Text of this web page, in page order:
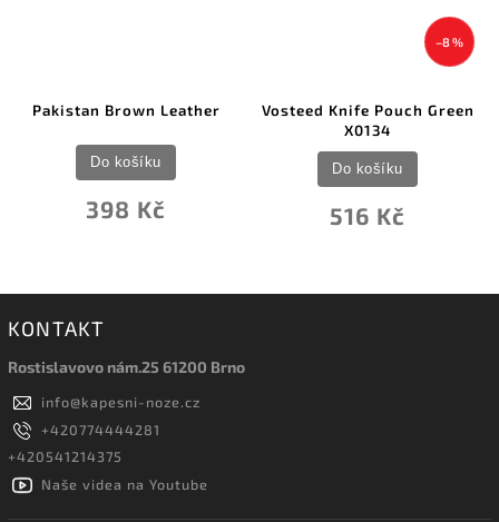
Pakistan Brown Leather
398 Kč
Do košíku
–8 %
Vosteed Knife Pouch Green
X0134
516 Kč
Do košíku
KONTAKT
Rostislavovo nám.25 61200 Brno
info@kapesni-noze.cz
+420774444281
+420541214375
Naše videa na Youtube